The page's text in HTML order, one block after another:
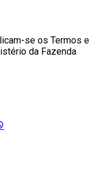
se os Termos e
da Fazenda